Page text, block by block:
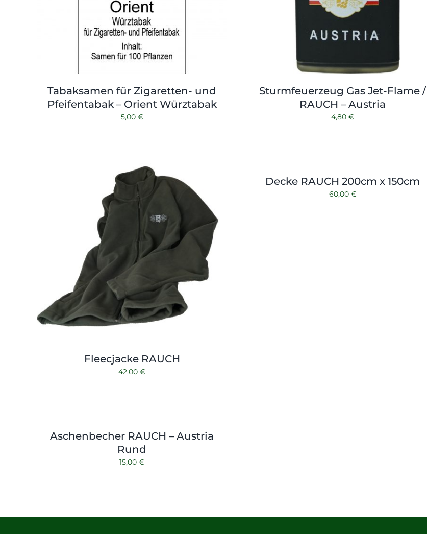
Tabaksamen für Zigaretten- und
Pfeifentabak – Orient Würztabak
5,00 €
Sturmfeuerzeug Gas Jet-Flame /
RAUCH – Austria
4,80€
Fleecjacke RAUCH
42,00€
Decke RAUCH 200cm x 150cm
60,00 €
Aschenbecher RAUCH – Austria
Rund
15,00€